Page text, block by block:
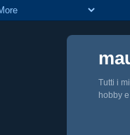
Tutti i
hobby